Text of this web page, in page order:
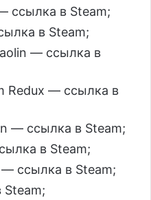
ссылка в Steam;
в Steam;
— ссылка в
Redux — ссылка в
— ссылка в Steam;
в Steam;
ссылка в Steam;